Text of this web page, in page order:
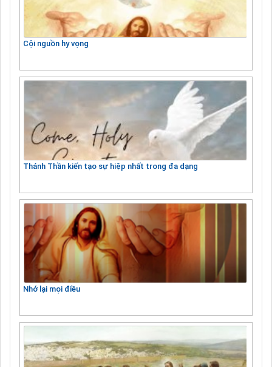
Cội nguồn hy vọng
Thánh Thần kiến tạo sự hiệp nhất trong đa dạng
Nhớ lại mọi điều